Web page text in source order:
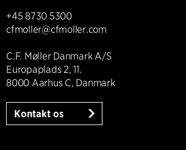
+45 8730 5300
cfmoller@cfmoller.com
C.F. Møller Danmark A/S
Europaplads 2, 11.
8000 Aarhus C, Danmark
Kontakt os